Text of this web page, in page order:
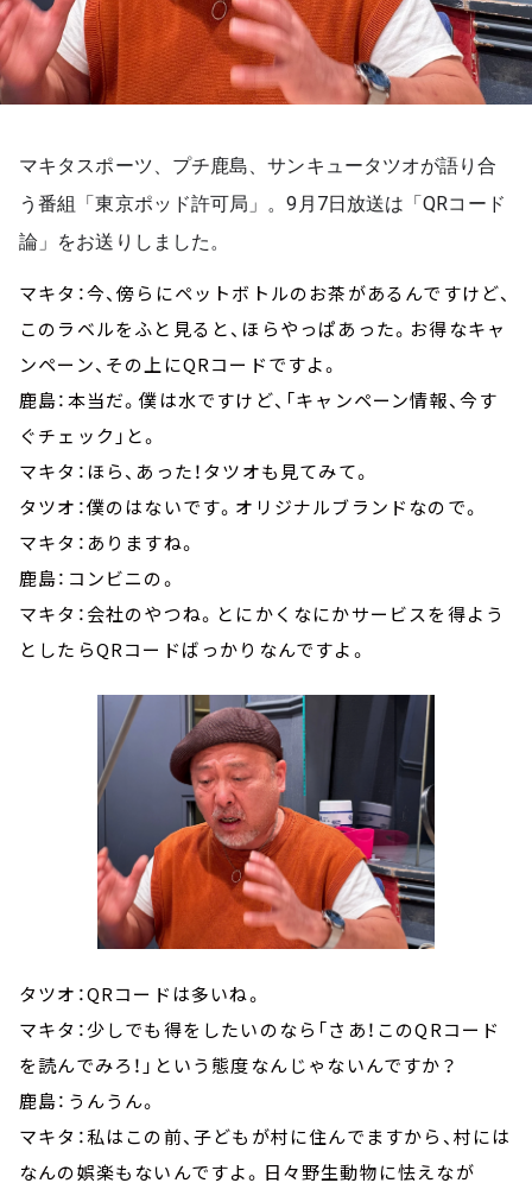
マキタスポーツ、プチ鹿島、サンキュータツオが語り合
う番組「東京ポッド許可局」。9月7日放送は「QRコード
論」をお送りしました。
マキタ：今、傍らにペットボトルのお茶があるんですけど、
このラベルをふと見ると、ほらやっぱあった。お得なキャ
ンペーン、その上にQRコードですよ。
鹿島：本当だ。僕は水ですけど、「キャンペーン情報、今す
ぐチェック」と。
マキタ：ほら、あった！タツオも見てみて。
タツオ：僕のはないです。オリジナルブランドなので。
マキタ：ありますね。
鹿島：コンビニの。
マキタ：会社のやつね。とにかくなにかサービスを得よう
としたらQRコードばっかりなんですよ。
タツオ：QRコードは多いね。
マキタ：少しでも得をしたいのなら「さあ！このQRコード
を読んでみろ！」という態度なんじゃないんですか？
鹿島：うんうん。
マキタ：私はこの前、子どもが村に住んでますから、村には
なんの娯楽もないんですよ。日々野生動物に怯えなが